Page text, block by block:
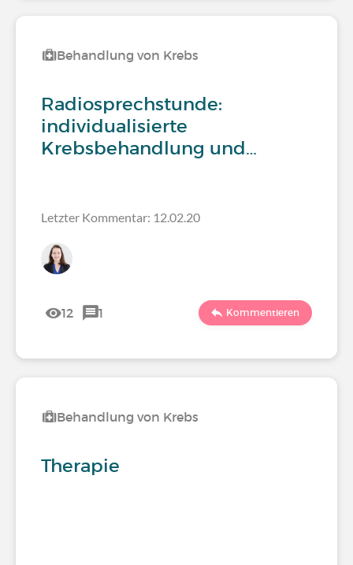
Behandlung von Krebs
Radiosprechstunde:
individualisierte
Krebsbehandlung und…
Letzter Kommentar: 12.02.20
12 1 Kommentieren
Behandlung von Krebs
Therapie